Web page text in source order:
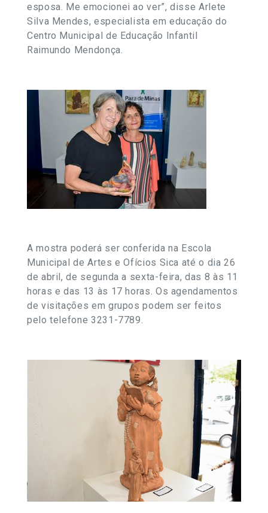
esposa. Me emocionei ao ver”, disse Arlete
Silva Mendes, especialista em educação do
Centro Municipal de Educação Infantil
Raimundo Mendonça.
A mostra poderá ser conferida na Escola
Municipal de Artes e Ofícios Sica até o dia 26
de abril, de segunda a sexta-feira, das 8 às 11
horas e das 13 às 17 horas. Os agendamentos
de visitações em grupos podem ser feitos
pelo telefone 3231-7789.